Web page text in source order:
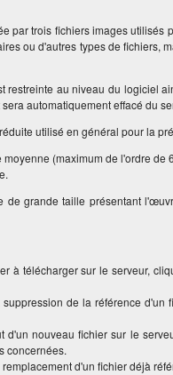
par trois fichiers images utilisés
ou d'autres types de fichiers,
restreinte au niveau du logiciel
automatiquement effacé du
utilisé en général pour la
moyenne (maximum de l'ordre
de grande taille présentant
à télécharger sur le serveur,
de la référence d'un
d'un nouveau fichier sur le
concernées.
d'un fichier déjà